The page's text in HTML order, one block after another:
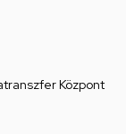
Központ